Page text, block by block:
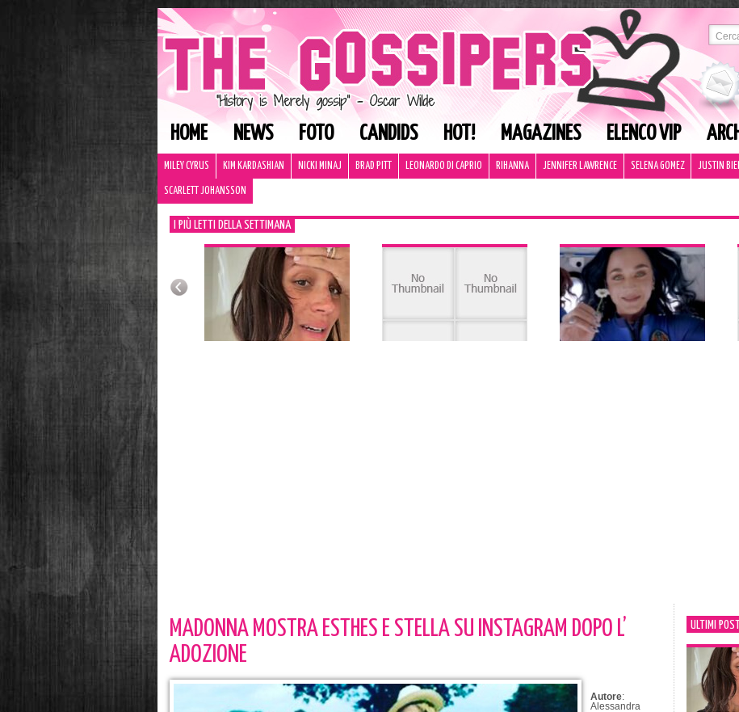
HOME NEWS FOTO CANDIDS HOT! MAGAZINES ELENCO VIP
MILEY CYRUS KIM KARDASHIAN NICKI MINAJ BRAD PITT LEONARDO DI CAPRIO RIHANNA JENNIFER LAWRENCE SELENA GOMEZ JUSTIN
SCARLETT JOHANSSON
I PIÙ LETTI DELLA SETTIMANA
MADONNA MOSTRA ESTHES E STELLA SU INSTAGRAM DOPO L’
ADOZIONE
Autore:
Alessandra
ULTIMI POST